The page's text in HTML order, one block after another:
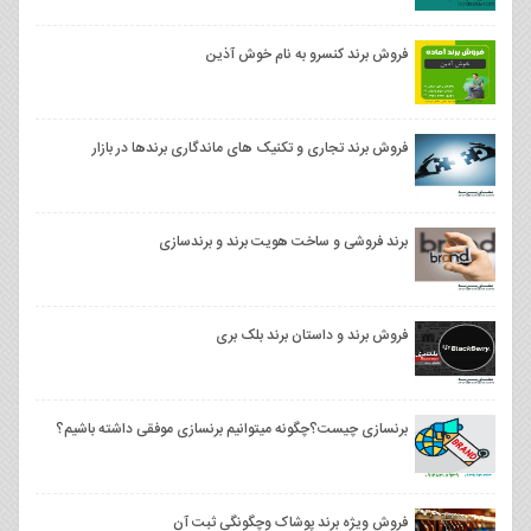
فروش برند کنسرو به نام خوش آذین
فروش برند تجاری و تکنیک های ماندگاری برندها در بازار
برند فروشی و ساخت هویت برند و برندسازی
فروش برند و داستان برند بلک‌ بری
برنسازی چیست؟چگونه میتوانیم برنسازی موفقی داشته باشیم؟
فروش ویژه برند پوشاک وچگونگی ثبت آن